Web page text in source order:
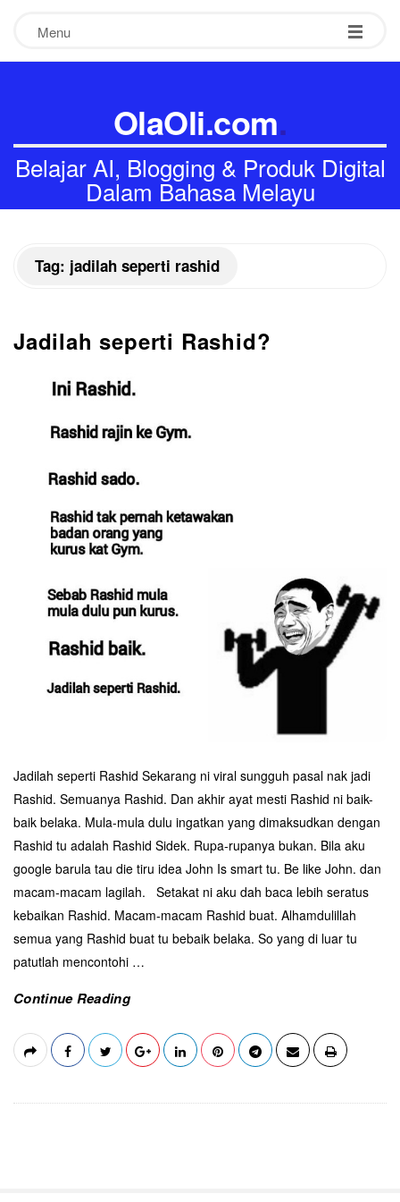
Menu
OlaOli.com.
Belajar AI, Blogging & Produk Digital
Dalam Bahasa Melayu
Tag: jadilah seperti rashid
Jadilah seperti Rashid?
Jadilah seperti Rashid Sekarang ni viral sungguh pasal nak jadi
Rashid. Semuanya Rashid. Dan akhir ayat mesti Rashid ni baik-
baik belaka. Mula-mula dulu ingatkan yang dimaksudkan dengan
Rashid tu adalah Rashid Sidek. Rupa-rupanya bukan. Bila aku
google barula tau die tiru idea John Is smart tu. Be like John. dan
macam-macam lagilah. Setakat ni aku dah baca lebih seratus
kebaikan Rashid. Macam-macam Rashid buat. Alhamdulillah
semua yang Rashid buat tu bebaik belaka. So yang di luar tu
patutlah mencontohi …
Continue Reading